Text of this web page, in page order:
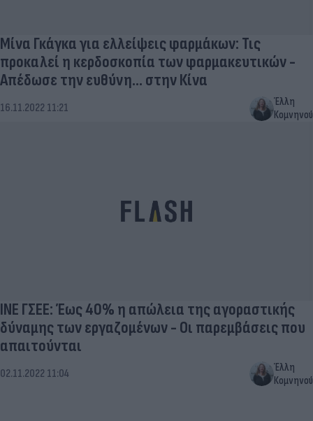
Μίνα Γκάγκα για ελλείψεις φαρμάκων: Τις
προκαλεί η κερδοσκοπία των φαρμακευτικών -
Απέδωσε την ευθύνη... στην Κίνα
16.11.2022 11:21
Έλλη
Κομνηνού
ΙΝΕ ΓΣΕΕ: Έως 40% η απώλεια της αγοραστικής
δύναμης των εργαζομένων - Οι παρεμβάσεις που
απαιτούνται
02.11.2022 11:04
Έλλη
Κομνηνού